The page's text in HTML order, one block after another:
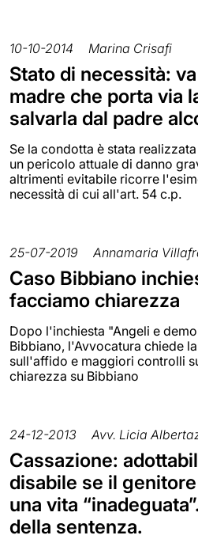
10-10-2014 Marina Crisafi
Stato di necessità:
madre che porta via
salvarla dal padre
Se la condotta è stata
un pericolo attuale di danno
altrimenti evitabile ricorre
necessità di cui all'art. 54 c.p.
25-07-2019 Annamaria
Caso Bibbiano
facciamo chiarezza
Dopo l'inchiesta "Angeli e
Bibbiano, l'Avvocatura chiede
sull'affido e maggiori controlli
chiarezza su Bibbiano
24-12-2013 Avv. Licia
Cassazione:
disabile se il
una vita
della sentenza.